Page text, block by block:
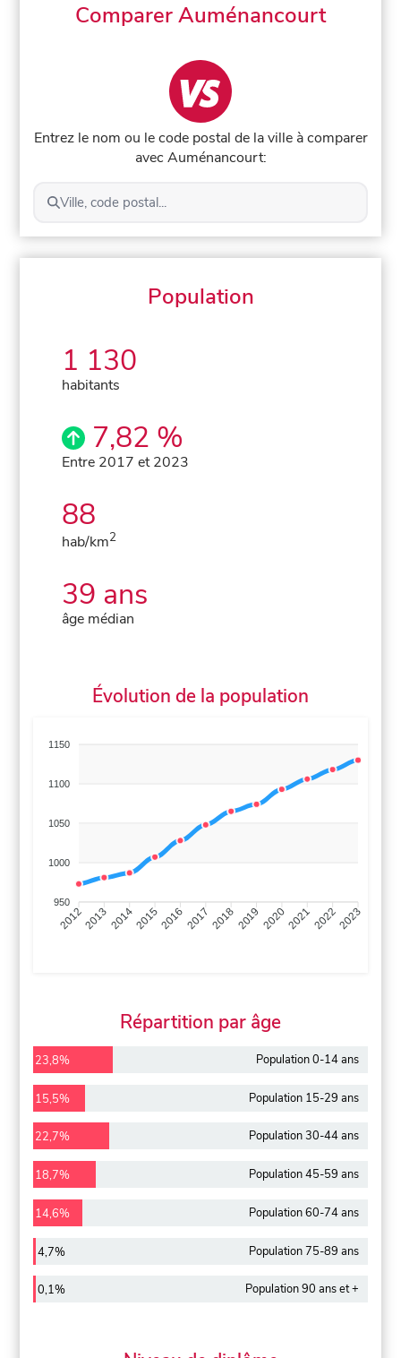
Comparer Auménancourt
Entrez le nom ou le code postal de la ville à comparer
avec Auménancourt:
Ville, code postal...
Population
1 130
habitants
7,82 %
Entre 2017 et 2023
88
hab/km2
39 ans
âge médian
Évolution de la population
1150
1100
1050
1000
950
201220132014201520162017 20182019 2020202120222023
Répartition par âge
23,8% Population 0-14 ans
15,5% Population 15-29 ans
22,7% Population 30-44 ans
18,7% Population 45-59 ans
14,6% Population 60-74 ans
4,7% Population 75-89 ans
0,1% Population 90 ans et +